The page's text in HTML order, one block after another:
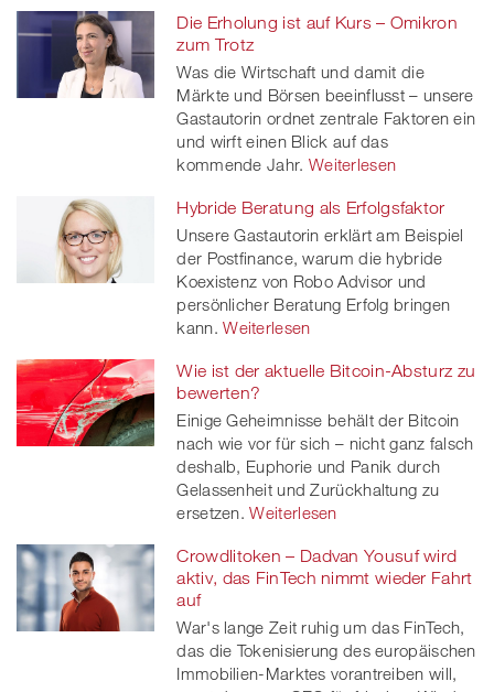
Die Erholung ist auf Kurs – Omikron
zum Trotz
Was die Wirtschaft und damit die
Märkte und Börsen beeinflusst – unsere
Gastautorin ordnet zentrale Faktoren ein
und wirft einen Blick auf das
kommende Jahr. Weiterlesen
Hybride Beratung als Erfolgsfaktor
Unsere Gastautorin erklärt am Beispiel
der Postfinance, warum die hybride
Koexistenz von Robo Advisor und
persönlicher Beratung Erfolg bringen
kann. Weiterlesen
Wie ist der aktuelle Bitcoin-Absturz zu
bewerten?
Einige Geheimnisse behält der Bitcoin
nach wie vor für sich – nicht ganz falsch
deshalb, Euphorie und Panik durch
Gelassenheit und Zurückhaltung zu
ersetzen. Weiterlesen
Crowdlitoken – Dadvan Yousuf wird
aktiv, das FinTech nimmt wieder Fahrt
auf
War's lange Zeit ruhig um das FinTech,
das die Tokenisierung des europäischen
Immobilien-Marktes vorantreiben will,